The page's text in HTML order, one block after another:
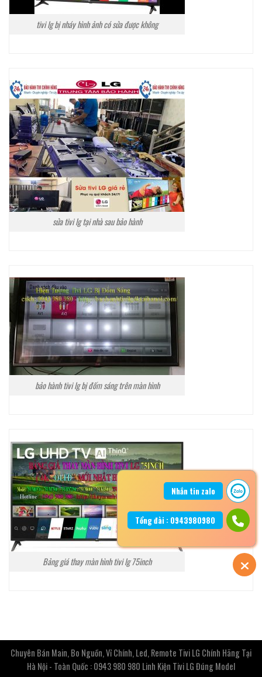
tivi lg bị nháy hình ảnh có sửa được không
sửa tivi lg tại nhà sau bảo hành
bảo hành tivi lg bị đốm sáng trên màn hình
Bảng giá thay màn hình tivi lg 75inch
Chuyên Bán Main, Bo Nguồn, Vỉ Chính, Led, Remote Tivi LG Chính Hãng Tại
Hà Nội - Toàn Quốc : 0943 980 980 Linh Kiện Tivi LG Đúng Model
Nhắn tin zalo
Tổng đài : 0943980980